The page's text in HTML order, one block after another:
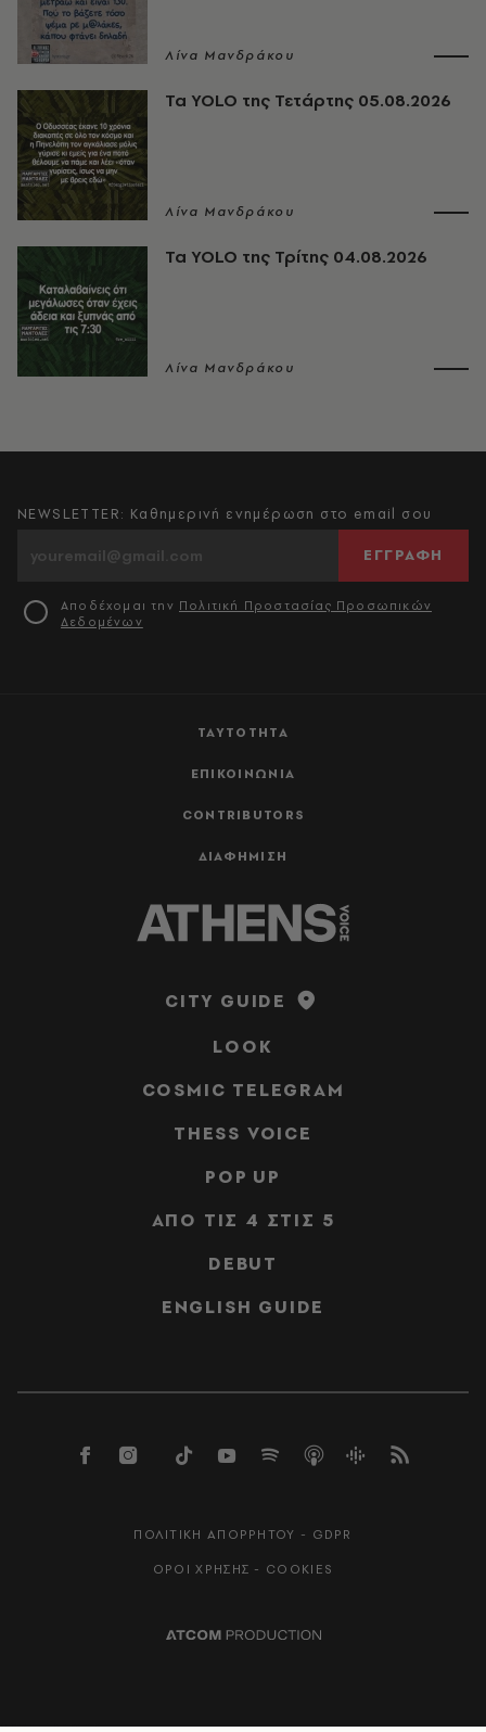
Λίνα Μανδράκου
Τα YOLO της Τετάρτης 05.08.2026
Λίνα Μανδράκου
Τα YOLO της Τρίτης 04.08.2026
Λίνα Μανδράκου
ΤΑΥΤΟΤΗΤΑ
ΕΠΙΚΟΙΝΩΝΙΑ
CONTRIBUTORS
ΔΙΑΦΗΜΙΣΗ
NEWSLETTER: Καθημερινή ενημέρωση στο email σου
ΕΓΓΡΑΦΗ
Αποδέχομαι την Πολιτική Προστασίας Προσωπικών
Δεδομένων
CITY GUIDE
LOOK
COSMIC TELEGRAM
THESS VOICE
POP UP
ΑΠΟ ΤΙΣ 4 ΣΤΙΣ 5
DEBUT
ENGLISH GUIDE
ΠΟΛΙΤΙΚΗ ΑΠΟΡΡΗΤΟΥ - GDPR
ΟΡΟΙ ΧΡΗΣΗΣ - COOKIES